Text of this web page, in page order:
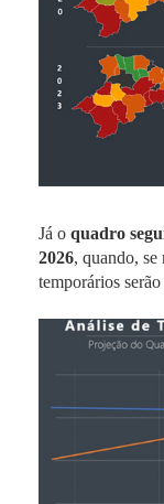
Já o quadro
2026, quando, se
temporários